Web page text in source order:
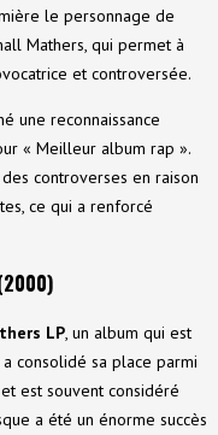
le personnage de
Mathers, qui permet à
et controversée.
une reconnaissance
« Meilleur album rap ».
controverses en raison
ce qui a renforcé
LP, un album qui est
consolidé sa place parmi
est souvent considéré
a été un énorme succès